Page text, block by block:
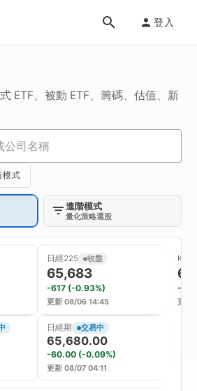
登入
ETF、被動 ETF、籌碼、估值、新
公司名稱
模式
進階模式
量化策略選股
日經225 收盤
65,683
-617 (-0.93%)
更新 08/06 14:45
日經期 交易中
65,680.00
-60.00 (-0.09%)
更新 08/07 04:11
-
更新